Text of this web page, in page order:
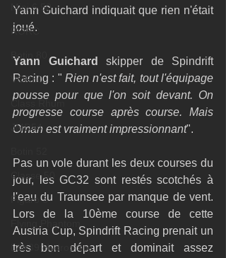
Mini 6.50
RORC
Botin 80
VOR60
Class Rhum
JMD54
Classe 50
Figaro 3
L&#39;Hydroptère
Yann Guichard indiquait que rien n'était
joué.
Yann Guichard
skipper de Spindrift
Racing : " Rien n'est fait, tout l'équipage
pousse pour que l'on soit devant. On
progresse course après course. Mais
Oman est vraiment impressionnant".
Pas un vole durant les deux courses du
jour, les GC32 sont restés scotchés à
l'eau du Traunsee par manque de vent.
Lors de la 10ème course de cette
Austria Cup, Spindrift Racing prenait un
très bon départ et dominait assez